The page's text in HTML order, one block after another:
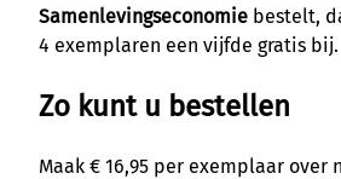
Samenlevingseconomie bestelt,
4 exemplaren een vijfde gratis bij.
Zo kunt u bestellen
Maak € 16,95 per exemplaar over